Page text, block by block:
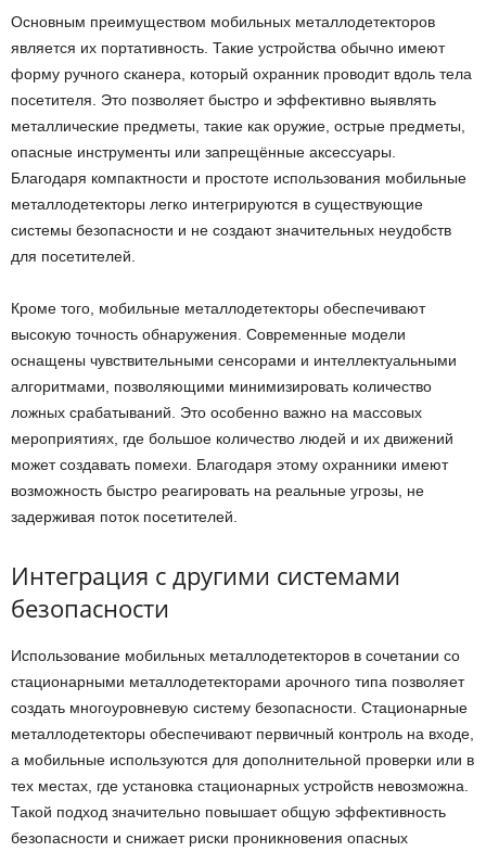
Основным преимуществом мобильных металлодетекторов
является их портативность. Такие устройства обычно имеют
форму ручного сканера, который охранник проводит вдоль тела
посетителя. Это позволяет быстро и эффективно выявлять
металлические предметы, такие как оружие, острые предметы,
опасные инструменты или запрещённые аксессуары.
Благодаря компактности и простоте использования мобильные
металлодетекторы легко интегрируются в существующие
системы безопасности и не создают значительных неудобств
для посетителей.
Кроме того, мобильные металлодетекторы обеспечивают
высокую точность обнаружения. Современные модели
оснащены чувствительными сенсорами и интеллектуальными
алгоритмами, позволяющими минимизировать количество
ложных срабатываний. Это особенно важно на массовых
мероприятиях, где большое количество людей и их движений
может создавать помехи. Благодаря этому охранники имеют
возможность быстро реагировать на реальные угрозы, не
задерживая поток посетителей.
Интеграция с другими системами
безопасности
Использование мобильных металлодетекторов в сочетании со
стационарными металлодетекторами арочного типа позволяет
создать многоуровневую систему безопасности. Стационарные
металлодетекторы обеспечивают первичный контроль на входе,
а мобильные используются для дополнительной проверки или в
тех местах, где установка стационарных устройств невозможна.
Такой подход значительно повышает общую эффективность
безопасности и снижает риски проникновения опасных